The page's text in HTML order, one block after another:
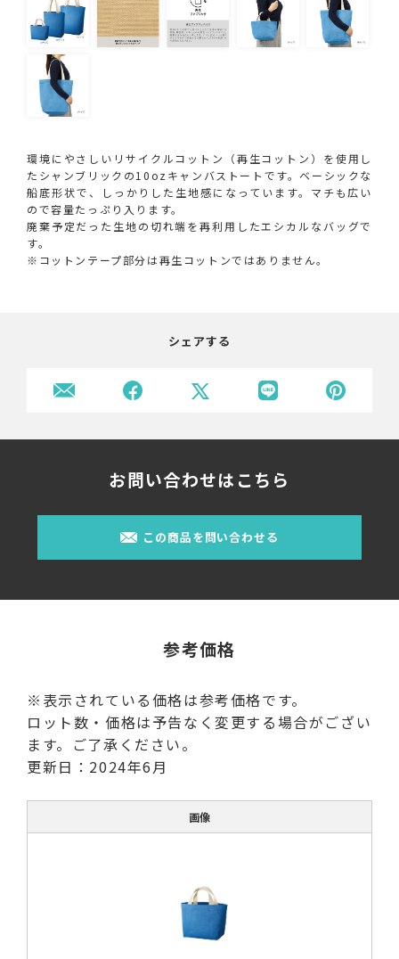
環境にやさしいリサイクルコットン（再生コットン）を使用し
たシャンブリックの10ozキャンバストートです。ベーシックな
船底形状で、しっかりした生地感になっています。マチも広い
ので容量たっぷり入ります。
廃棄予定だった生地の切れ端を再利用したエシカルなバッグで
す。
※コットンテープ部分は再生コットンではありません。
シェアする
お問い合わせはこちら
この商品を問い合わせる
参考価格
※表示されている価格は参考価格です。
ロット数・価格は予告なく変更する場合がござい
ます。ご了承ください。
更新日：2024年6月
画像